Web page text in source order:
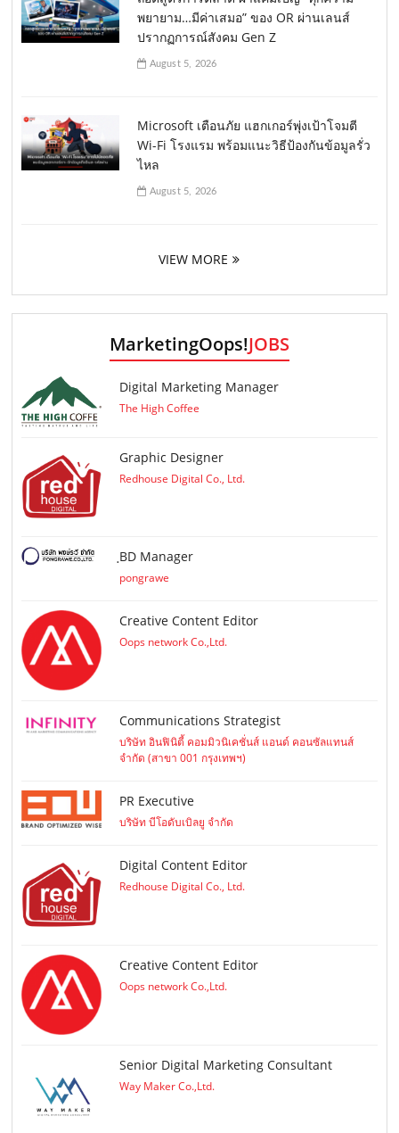
พยายาม…มีค่าเสมอ” ของ OR ผ่านเลนส์
ปรากฏการณ์สังคม Gen Z
August 5, 2026
Microsoft เตือนภัย แฮกเกอร์พุ่งเป้าโจมตี
Wi-Fi โรงแรม พร้อมแนะวิธีป้องกันข้อมูลรั่ว
ไหล
August 5, 2026
VIEW MORE
MarketingOops!JOBS
Digital Marketing Manager
The High Coffee
Graphic Designer
Redhouse Digital Co., Ltd.
ฺBD Manager
pongrawe
Creative Content Editor
Oops network Co.,Ltd.
Communications Strategist
บริษัท อินฟินิตี้ คอมมิวนิเคชั่นส์ แอนด์ คอนซัลแทนส์
จำกัด (สาขา 001 กรุงเทพฯ)
PR Executive
บริษัท บีโอดับเบิลยู จำกัด
Digital Content Editor
Redhouse Digital Co., Ltd.
Creative Content Editor
Oops network Co.,Ltd.
Senior Digital Marketing Consultant
Way Maker Co.,Ltd.